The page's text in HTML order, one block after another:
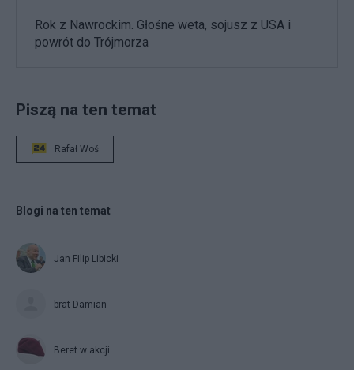
Rok z Nawrockim. Głośne weta, sojusz z USA i
powrót do Trójmorza
Piszą na ten temat
Rafał Woś
Blogi na ten temat
Jan Filip Libicki
brat Damian
Beret w akcji